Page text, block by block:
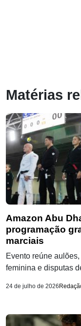
Matérias
Amazon Abu
programação
marciais
Evento reúne
feminina e disputas
24 de julho de 2026